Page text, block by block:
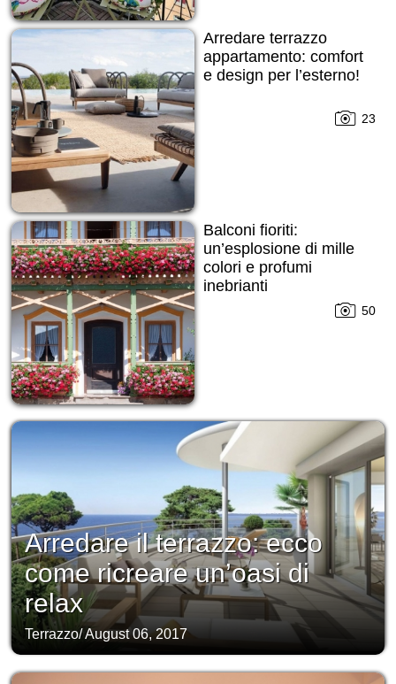
Arredare terrazzo
appartamento: comfort
e design per l’esterno!
23
Balconi fioriti:
un’esplosione di mille
colori e profumi
inebrianti
50
Arredare il terrazzo: ecco
come ricreare un’oasi di
relax
Terrazzo/August 06, 2017